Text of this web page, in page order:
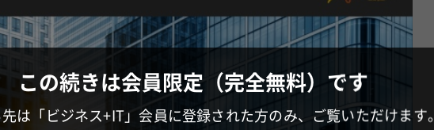
この続きは会員限定（完全無料）です
は「ビジネス+IT」会員に登録された方のみ、ご覧いただけます。